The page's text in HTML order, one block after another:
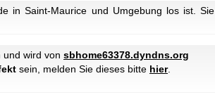
in Saint-Maurice und Umgebung los ist. Sie
wird von sbhome63378.dyndns.org
sein, melden Sie dieses bitte hier.